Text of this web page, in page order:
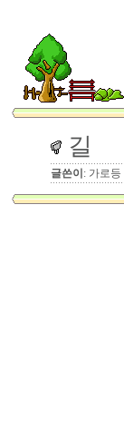
길
글쓴이 : 가로등